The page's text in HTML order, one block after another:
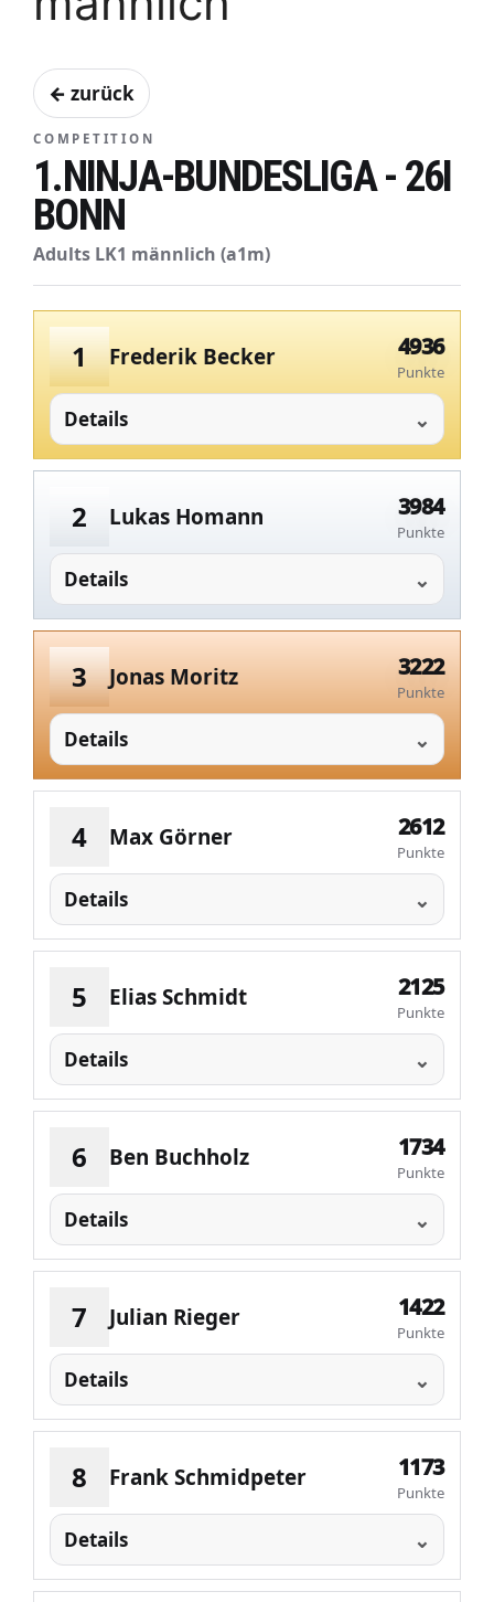
← zurück
COMPETITION
1.NINJA-BUNDESLIGA - 26I
BONN
Adults LK1 männlich (a1m)
1 Frederik Becker 4936
Punkte
Details
2 Lukas Homann 3984
Punkte
Details
3 Jonas Moritz 3222
Punkte
Details
4 Max Görner 2612
Punkte
Details
5 Elias Schmidt 2125
Punkte
Details
6 Ben Buchholz 1734
Punkte
Details
7 Julian Rieger 1422
Punkte
Details
8 Frank Schmidpeter 1173
Punkte
Details